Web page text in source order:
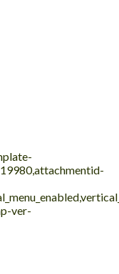
ver-